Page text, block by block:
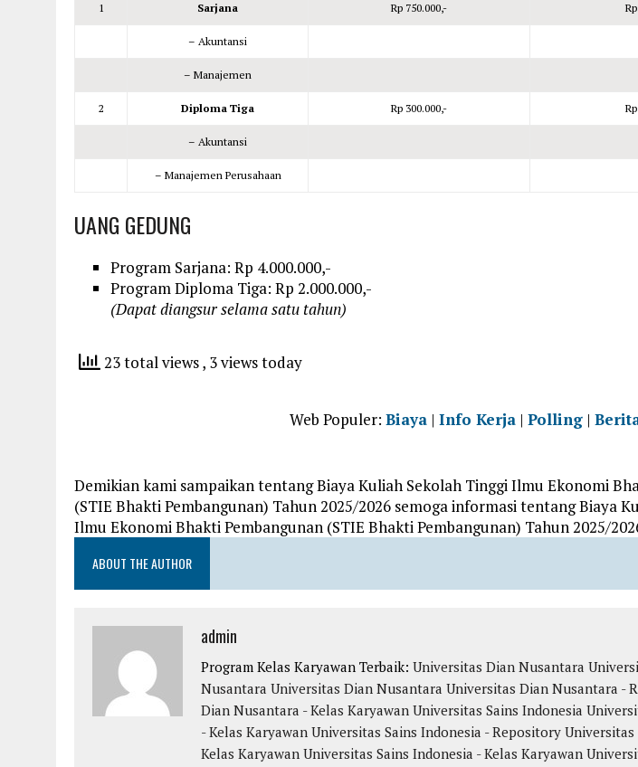
1 Sarjana Rp 750.000,-
– Akuntansi
– Manajemen
2 Diploma Tiga Rp 300.000,-
– Akuntansi
– Manajemen Perusahaan
UANG GEDUNG
Program Sarjana: Rp 4.000.000,-
Program Diploma Tiga: Rp 2.000.000,-
(Dapat diangsur selama satu tahun)
23 total views, 3 views today
Web Populer: Biaya| Info Kerja| Polling|
Demikian kami sampaikan tentang Biaya Kuliah Sekolah Tinggi Ilmu Ekonomi
(STIE Bhakti Pembangunan) Tahun 2025/2026 semoga informasi tentang Biaya
Ilmu Ekonomi Bhakti Pembangunan (STIE Bhakti Pembangunan) Tahun 2025/
ABOUT THE AUTHOR
admin
Program Kelas Karyawan Terbaik: Universitas Dian Nusantara
Nusantara Universitas Dian Nusantara Universitas Dian Nusantara -
Dian Nusantara - Kelas Karyawan Universitas Sains Indonesia
- Kelas Karyawan Universitas Sains Indonesia - Repository Universitas
Kelas Karyawan Universitas Sains Indonesia - Kelas Karyawan